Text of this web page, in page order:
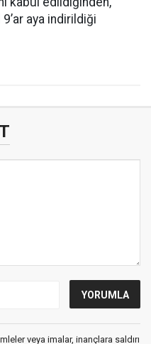
aya indirildiği
veya imalar, inançlara saldırı